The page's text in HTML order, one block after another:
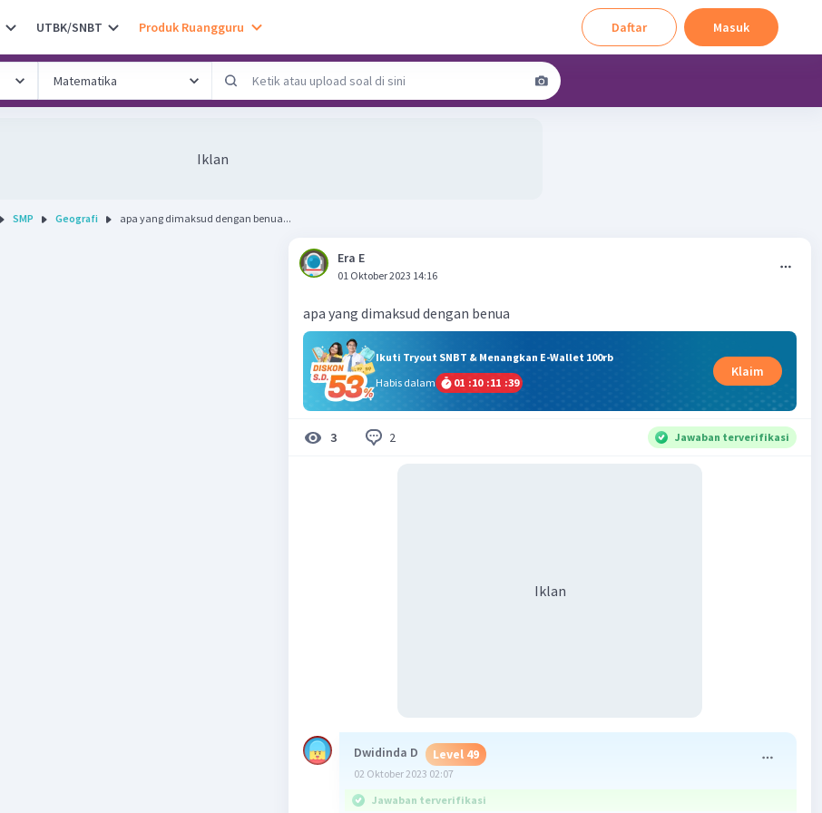
UTBK/SNBT Produk Ruangguru Daftar Masuk
Iklan
SMP Geografi apa yang dimaksud dengan benua...
Era E
01 Oktober 2023 14:16
apa yang dimaksud dengan benua
Ikuti Tryout SNBT & Menangkan E-Wallet 100rb
Habis dalam
01 :10 :11 :38
Klaim
3 2 Jawaban terverifikasi
Iklan
Dwidinda D Level 49
02 Oktober 2023 02:07
Jawaban terverifikasi